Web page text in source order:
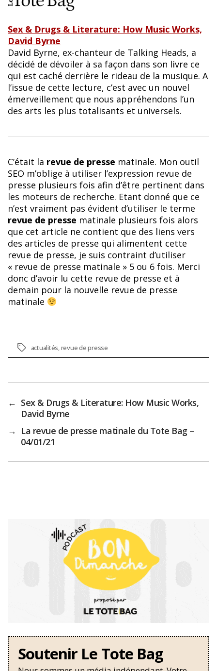
Sex & Drugs & Literature: How Music Works,
David Byrne
David Byrne, ex-chanteur de Talking Heads, a
décidé de dévoiler à sa façon dans son livre ce
qui est caché derrière le rideau de la musique. A
l’issue de cette lecture, c’est avec un nouvel
émerveillement que nous appréhendons l’un
des arts les plus totalisants et universels.
C’était la revue de presse matinale. Mon outil
SEO m’oblige à utiliser l’expression revue de
presse plusieurs fois afin d’être pertinent dans
les moteurs de recherche. Etant donné que ce
n’est vraiment pas évident d’utiliser le terme
revue de presse matinale plusieurs fois alors
que cet article ne contient que des liens vers
des articles de presse qui alimentent cette
revue de presse, je suis contraint d’utiliser
« revue de presse matinale » 5 ou 6 fois. Merci
donc d’avoir lu cette revue de presse et à
demain pour la nouvelle revue de presse
matinale
Étiquettes
actualités revue de presse
← Sex & Drugs & Literature: How Music Works,
David Byrne
→ La revue de presse matinale du Tote Bag –
04/01/21
Soutenir Le Tote Bag